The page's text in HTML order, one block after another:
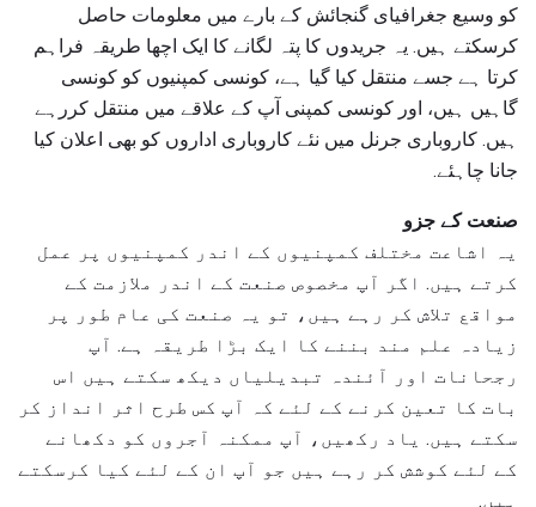
کو وسیع جغرافیای گنجائش کے بارے میں معلومات حاصل
کرسکتے ہیں. یہ جریدوں کا پتہ لگانے کا ایک اچھا طریقہ فراہم
کرتا ہے جسے منتقل کیا گیا ہے، کونسی کمپنیوں کو کونسی
گاہیں ہیں، اور کونسی کمپنی آپ کے علاقے میں منتقل کررہے
ہیں. کاروباری جرنل میں نئے کاروباری اداروں کو بھی اعلان کیا
جانا چاہئے.
صنعت کے جزو
یہ اشاعت مختلف کمپنیوں کے اندر کمپنیوں پر عمل
کرتے ہیں. اگر آپ مخصوص صنعت کے اندر ملازمت کے
مواقع تلاش کر رہے ہیں، تو یہ صنعت کی عام طور پر
زیادہ علم مند بننے کا ایک بڑا طریقہ ہے. آپ
رجحانات اور آئندہ تبدیلیاں دیکھ سکتے ہیں اس
بات کا تعین کرنے کے لئے کہ آپ کس طرح اثر انداز کر
سکتے ہیں. یاد رکھیں، آپ ممکنہ آجروں کو دکھانے
کے لئے کوشش کر رہے ہیں جو آپ ان کے لئے کیا کرسکتے
ہیں.